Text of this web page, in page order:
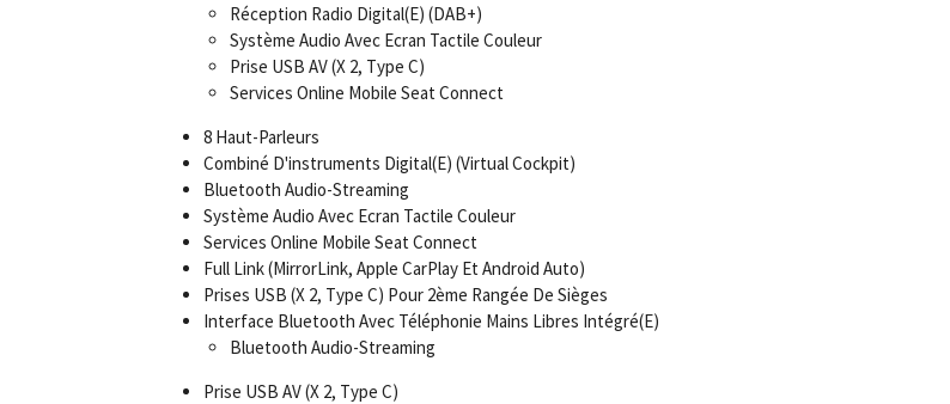
Réception Radio Digital(E) (DAB+)
Système Audio Avec Ecran Tactile Couleur
Prise USB AV (X 2, Type C)
Services Online Mobile Seat Connect
8 Haut-Parleurs
Combiné D'instruments Digital(E) (Virtual Cockpit)
Bluetooth Audio-Streaming
Système Audio Avec Ecran Tactile Couleur
Services Online Mobile Seat Connect
Full Link (MirrorLink, Apple CarPlay Et Android Auto)
Prises USB (X 2, Type C) Pour 2ème Rangée De Sièges
Interface Bluetooth Avec Téléphonie Mains Libres Intégré(E)
Bluetooth Audio-Streaming
Prise USB AV (X 2, Type C)